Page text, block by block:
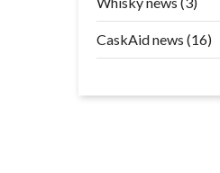
CaskAid news (16)